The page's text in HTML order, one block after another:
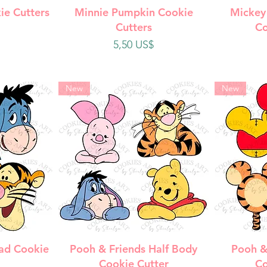
Cutters Vista rápida
Minnie Pumpkin Cookie
Cutters
Precio
5,50 US$
Cookie
Vista rápida
New
Pooh & Friends Half Body
Cookie Cutter
New
Pooh